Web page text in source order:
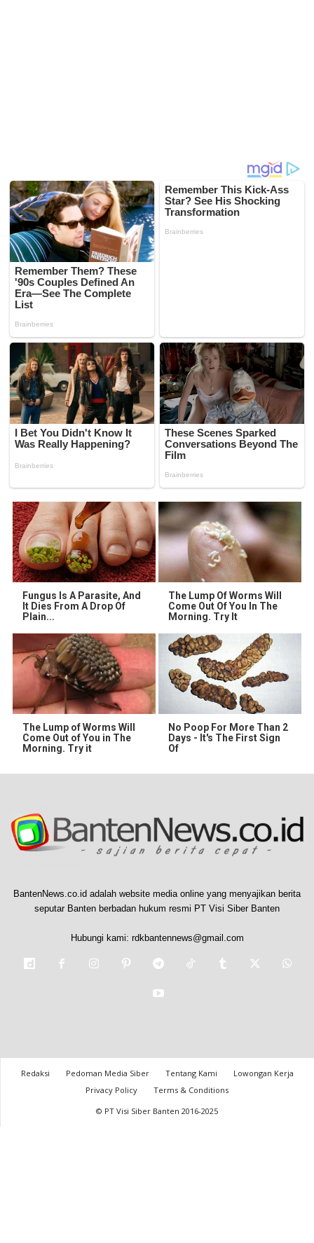
Fungus Is A Parasite, And
It Dies From A Drop Of
Plain...
The Lump Of Worms Will
Come Out Of You In The
Morning. Try It
The Lump of Worms Will
Come Out of You in The
Morning. Try it
No Poop For More Than 2
Days - It's The First Sign
Of
BantenNews.co.id adalah website media online yang menyajikan berita
seputar Banten berbadan hukum resmi PT Visi Siber Banten
Hubungi kami: rdkbantennews@gmail.com
Redaksi Pedoman Media Siber Tentang Kami
Lowongan Kerja
Privacy Policy
Terms & Conditions
© PT Visi Siber Banten 2016-2025